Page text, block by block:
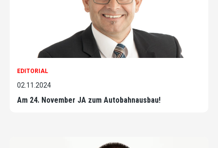
EDITORIAL
02.11.2024
Am 24. November JA zum Autobahnausbau!